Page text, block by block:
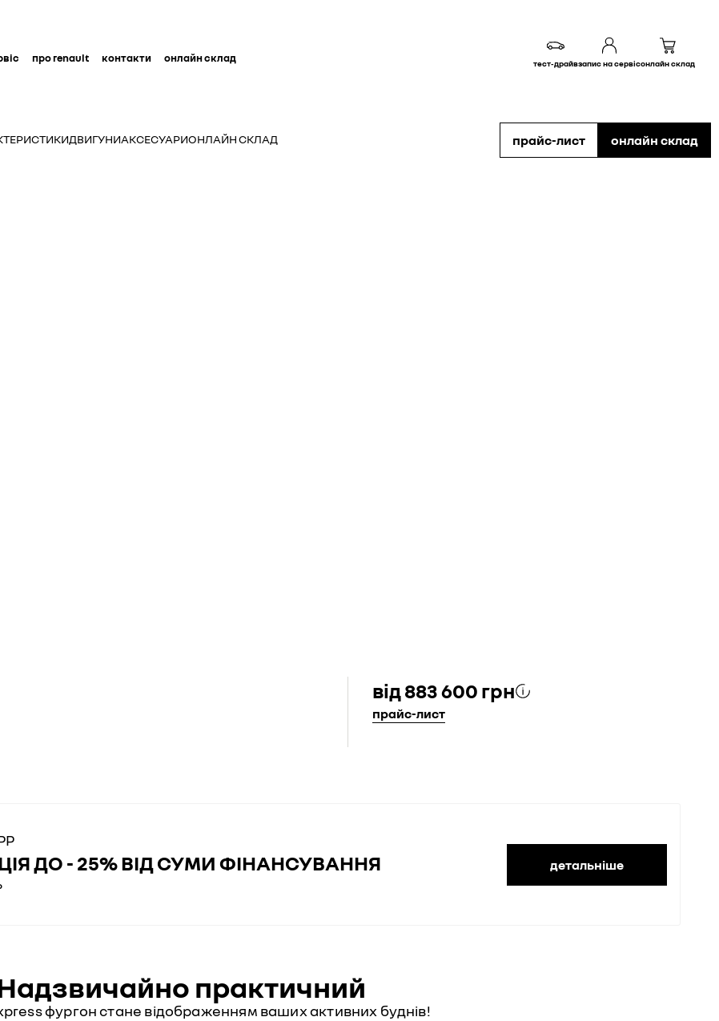
про renault контакти онлайн склад тест-драйвзапис на сервісонлайн склад
ДВИГУНИАКСЕСУАРИОНЛАЙН СКЛАД прайс-лист онлайн склад
від 883 600 грн
прайс-лист
ДО - 25% ВІД СУМИ ФІНАНСУВАННЯ детальніше
практичний
фургон стане відображенням ваших активних буднів!